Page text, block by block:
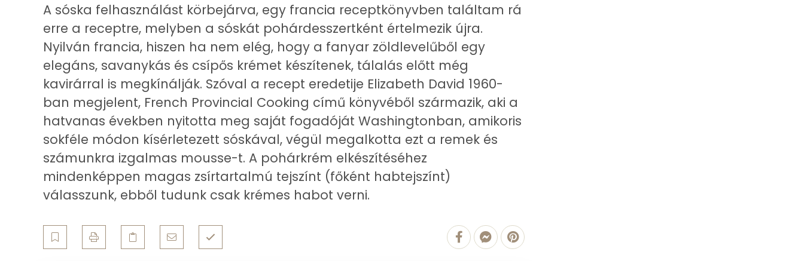
Magnézium
26 mg
Foszfor
53 mg
Nátrium
221 mg
Réz
0 mg
Mangán
0 mg
Szénhidrát
Összesen
Cukor
2 mg
A sóska felhasználást körbejárva, egy francia receptkönyvben találtam rá
erre a receptre, melyben a sóskát pohárdesszertként értelmezik újra.
Nyilván francia, hiszen ha nem elég, hogy a fanyar zöldlevelűből egy
elegáns, savanykás és csípős krémet készítenek, tálalás előtt még
kavirárral is megkínálják. Szóval a recept eredetije Elizabeth David 1960-
ban megjelent, French Provincial Cooking című könyvéből származik, aki a
hatvanas években nyitotta meg saját fogadóját Washingtonban, amikoris
sokféle módon kísérletezett sóskával, végül megalkotta ezt a remek és
számunkra izgalmas mousse-t. A pohárkrém elkészítéséhez
mindenképpen magas zsírtartalmú tejszínt (főként habtejszínt)
válasszunk, ebből tudunk csak krémes habot verni.